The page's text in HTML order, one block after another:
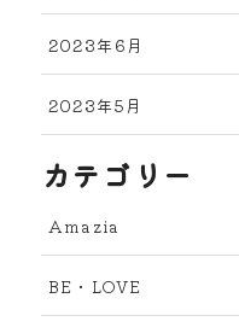
2023年6月
2023年5月
カテゴリー
Amazia
BE・LOVE